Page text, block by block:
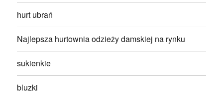
hurt ubrań
Najlepsza hurtownia odzieży damskiej na rynku
sukienkie
bluzki